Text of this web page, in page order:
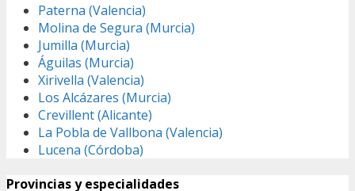
Paterna (Valencia)
Molina de Segura (Murcia)
Jumilla (Murcia)
Águilas (Murcia)
Xirivella (Valencia)
Los Alcázares (Murcia)
Crevillent (Alicante)
La Pobla de Vallbona (Valencia)
Lucena (Córdoba)
Provincias y especialidades